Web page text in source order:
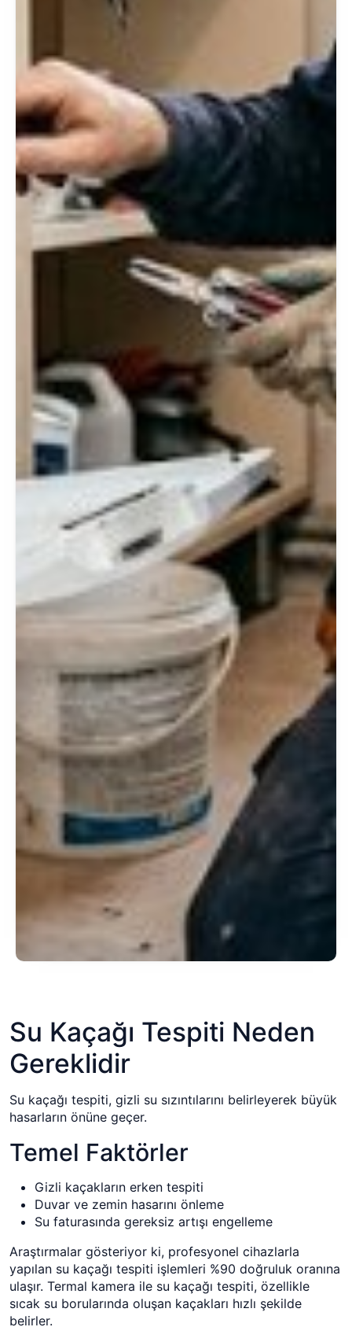
Su Kaçağı Tespiti Neden
Gereklidir
Su kaçağı tespiti, gizli su sızıntılarını belirleyerek büyük
hasarların önüne geçer.
Temel Faktörler
Gizli kaçakların erken tespiti
Duvar ve zemin hasarını önleme
Su faturasında gereksiz artışı engelleme
Araştırmalar gösteriyor ki, profesyonel cihazlarla
yapılan su kaçağı tespiti işlemleri %90 doğruluk oranına
ulaşır. Termal kamera ile su kaçağı tespiti, özellikle
sıcak su borularında oluşan kaçakları hızlı şekilde
belirler.